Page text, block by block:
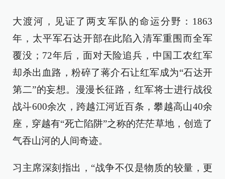
大渡河，见证了两支军队的命运分野：1863
年，太平军石达开部在此陷入清军重围而全军
覆没；72年后，面对天险追兵，中国工农红军
却杀出血路，粉碎了蒋介石让红军成为“石达开
第二”的妄想。漫漫长征路，红军将士进行战役
战斗600余次，跨越江河近百条，攀越高山40余
座，穿越有“死亡陷阱”之称的茫茫草地，创造了
气吞山河的人间奇迹。
习主席深刻指出，“战争不仅是物质的较量，更